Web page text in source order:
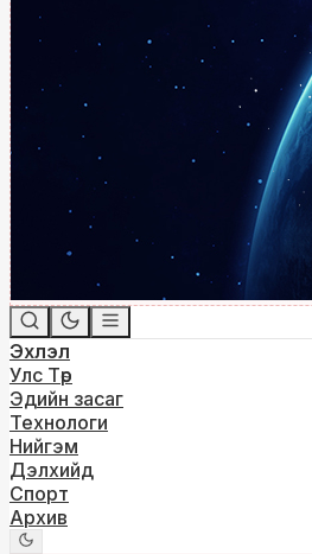
Эхлэл
Улс Төр
Эдийн засаг
Технологи
Нийгэм
Дэлхийд
Спорт
Архив